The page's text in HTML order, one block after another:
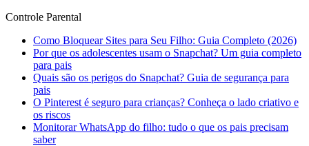
Controle Parental
Como Bloquear Sites para Seu Filho: Guia Completo (2026)
Por que os adolescentes usam o Snapchat? Um guia completo
para pais
Quais são os perigos do Snapchat? Guia de segurança para
pais
O Pinterest é seguro para crianças? Conheça o lado criativo e
os riscos
Monitorar WhatsApp do filho: tudo o que os pais precisam
saber